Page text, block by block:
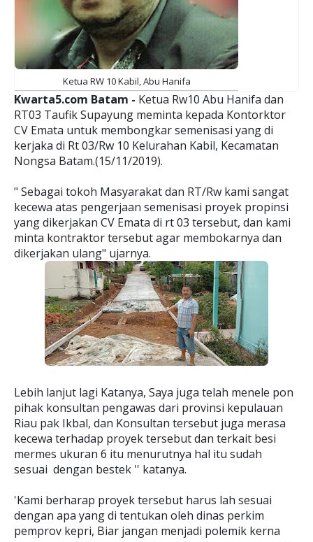
Ketua RW 10 Kabil, Abu Hanifa
Kwarta5.com Batam - Ketua Rw10 Abu Hanifa dan
RT03 Taufik Supayung meminta kepada Kontorktor
CV Emata untuk membongkar semenisasi yang di
kerjaka di Rt 03/Rw 10 Kelurahan Kabil, Kecamatan
Nongsa Batam.(15/11/2019).
" Sebagai tokoh Masyarakat dan RT/Rw kami sangat
kecewa atas pengerjaan semenisasi proyek propinsi
yang dikerjakan CV Emata di rt 03 tersebut, dan kami
minta kontraktor tersebut agar membokarnya dan
dikerjakan ulang" ujarnya.
Lebih lanjut lagi Katanya, Saya juga telah menele pon
pihak konsultan pengawas dari provinsi kepulauan
Riau pak Ikbal, dan Konsultan tersebut juga merasa
kecewa terhadap proyek tersebut dan terkait besi
mermes ukuran 6 itu menurutnya hal itu sudah
sesuai dengan bestek '' katanya.
'Kami berharap proyek tersebut harus lah sesuai
dengan apa yang di tentukan oleh dinas perkim
pemprov kepri, Biar jangan menjadi polemik kerna